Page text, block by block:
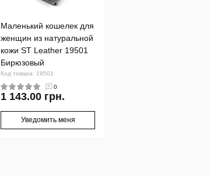
Маленький кошелек для
женщин из натуральной
кожи ST Leather 19501
Бирюзовый
Код товара: 19501
0
1 143.00 грн.
Уведомить меня